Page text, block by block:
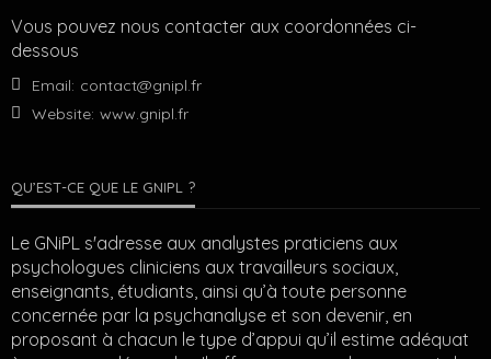
Vous pouvez nous contacter aux coordonnées ci-
dessous
Email: contact@gnipl.fr
Website: www.gnipl.fr
QU’EST-CE QUE LE GNIPL ?
Le GNiPL s'adresse aux analystes praticiens aux
psychologues cliniciens aux travailleurs sociaux,
enseignants, étudiants, ainsi qu’à toute personne
concernée par la psychanalyse et son devenir, en
proposant à chacun le type d’appui qu’il estime adéquat